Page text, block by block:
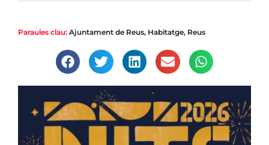
Paraules clau: Ajuntament de Reus, Habitatge, Reus